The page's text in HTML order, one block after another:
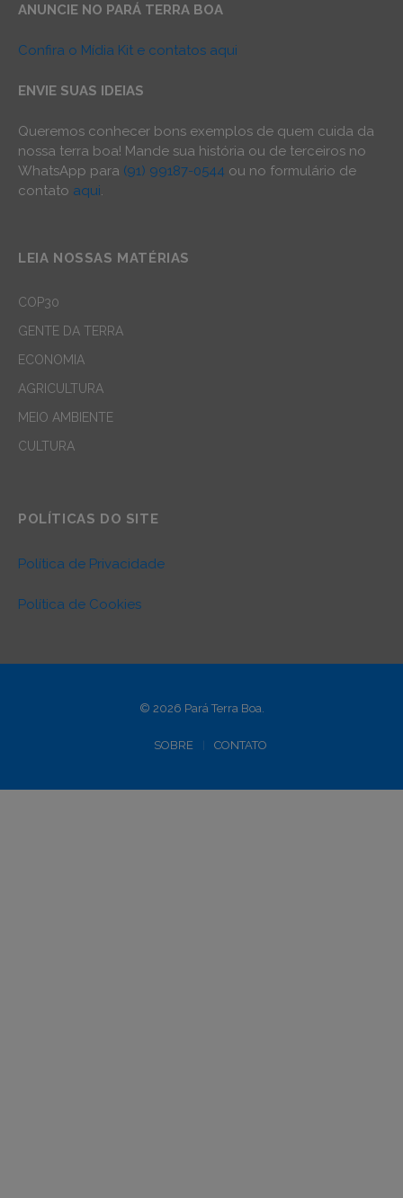
ANUNCIE NO PARÁ TERRA BOA
Confira o Mídia Kit e contatos aqui
ENVIE SUAS IDEIAS
Queremos conhecer bons exemplos de quem cuida da
nossa terra boa! Mande sua história ou de terceiros no
WhatsApp para (91) 99187-0544 ou no formulário de
contato aqui.
LEIA NOSSAS MATÉRIAS
COP30
GENTE DA TERRA
ECONOMIA
AGRICULTURA
MEIO AMBIENTE
CULTURA
POLÍTICAS DO SITE
Política de Privacidade
Política de Cookies
© 2026 Pará Terra Boa.
SOBRE CONTATO